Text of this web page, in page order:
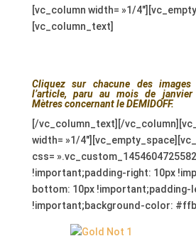
[vc_column width= »1/
[vc_column_text]
Cliquez sur chacune des
l’article, paru au mois de
Mètresconcernant le DEMIDOFF.
[/vc_column_text][/
width= »1/
css=
!important;padding-right: 10px
bottom: 10px !important;padding-
!important;background-color: